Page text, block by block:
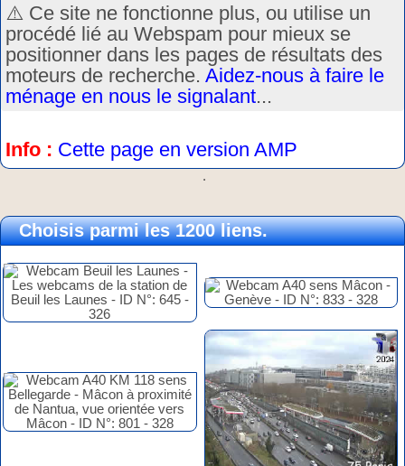
⚠️ Ce site ne fonctionne plus, ou utilise un
procédé lié au Webspam pour mieux se
positionner dans les pages de résultats des
moteurs de recherche. Aidez-nous à faire le
ménage en nous le signalant...
Info : Cette page en version AMP
.
Choisis parmi les 1200 liens.